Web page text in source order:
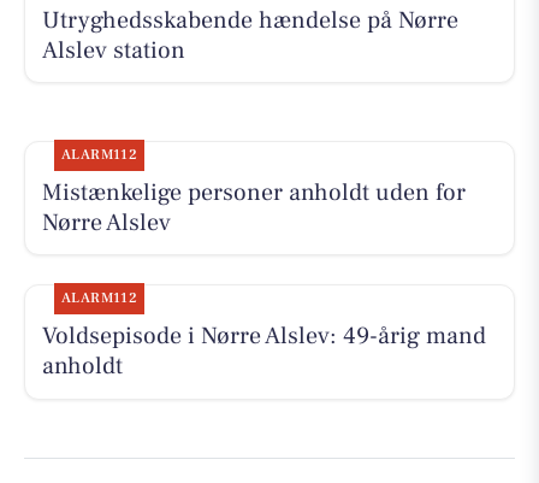
Utryghedsskabende hændelse på Nørre
Alslev station
ALARM112
Mistænkelige personer anholdt uden for
Nørre Alslev
ALARM112
Voldsepisode i Nørre Alslev: 49-årig mand
anholdt